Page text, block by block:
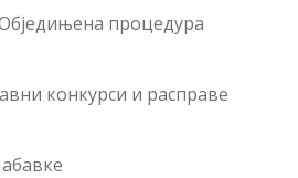
процедура
конкурси и расправе